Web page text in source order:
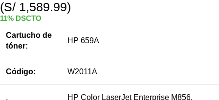
(S/ 1,589.99)
11% DSCTO
Cartucho de
tóner:
HP 659A
Código: W2011A
HP Color LaserJet Enterprise M856,